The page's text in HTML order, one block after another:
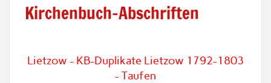
Kirchenbuch-Abschriften
Lietzow - KB-Duplikate Lietzow 1792-1803
- Taufen